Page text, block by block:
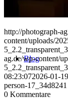
Blog
http://photograph-
content/uploads/
ag.de/wp-content/
08:23:072026-01-
person-17_34d8241
0 Kommentare